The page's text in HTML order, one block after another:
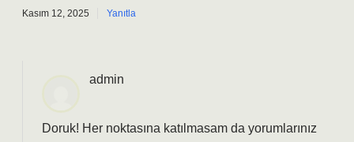
Kasım 12, 2025 Yanıtla
admin
Doruk! Her noktasına katılmasam da yorumlarınız